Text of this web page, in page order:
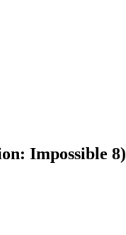
Impossible 8)